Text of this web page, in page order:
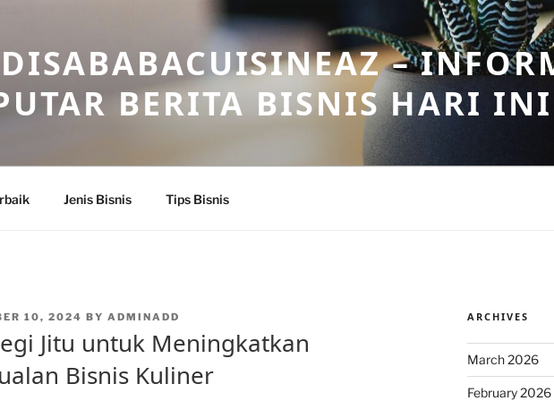
–
BERITA BISNIS HARI INI
Jenis Bisnis Tips Bisnis
10, 2024 BY ADMINADD
Jitu untuk Meningkatkan
Bisnis Kuliner
ARCHIVES
March 2026
February 2026